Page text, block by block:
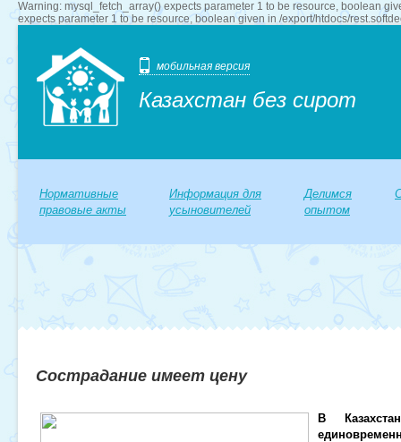
Warning: mysql_fetch_array() expects parameter 1 to be resource, boolean
expects parameter 1 to be resource, boolean given in /export/htdocs/
Казахстан без сирот
мобильная версия
Нормативные
правовые акты
Информация для
усыновителей
Делимся
опытом
Сострадание имеет цену
В